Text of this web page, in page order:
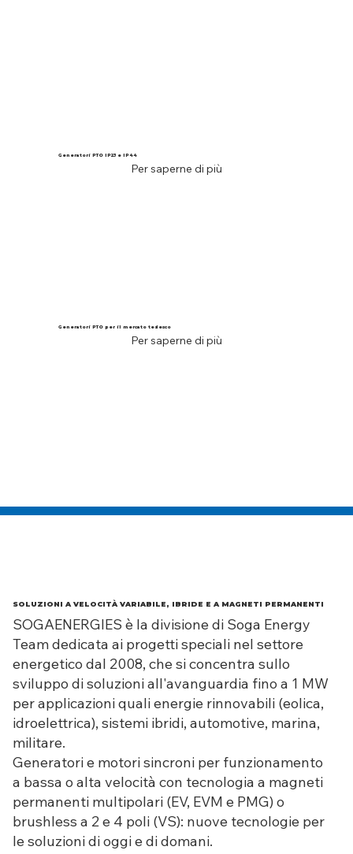
Generatori PTO IP23 e IP44
Per saperne di più
Generatori PTO per il mercato tedesco
Per saperne di più
SOLUZIONI A VELOCITÀ VARIABILE, IBRIDE E A MAGNETI PERMANENTI
SOGAENERGIES è la divisione di Soga Energy
Team dedicata ai progetti speciali nel settore
energetico dal 2008, che si concentra sullo
sviluppo di soluzioni all'avanguardia fino a 1 MW
per applicazioni quali energie rinnovabili (eolica,
idroelettrica), sistemi ibridi, automotive, marina,
militare.
Generatori e motori sincroni per funzionamento
a bassa o alta velocità con tecnologia a magneti
permanenti multipolari (EV, EVM e PMG) o
brushless a 2 e 4 poli (VS): nuove tecnologie per
le soluzioni di oggi e di domani.